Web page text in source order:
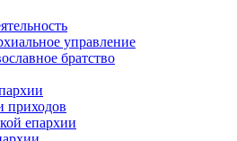
управление
братство
приходов
епархии